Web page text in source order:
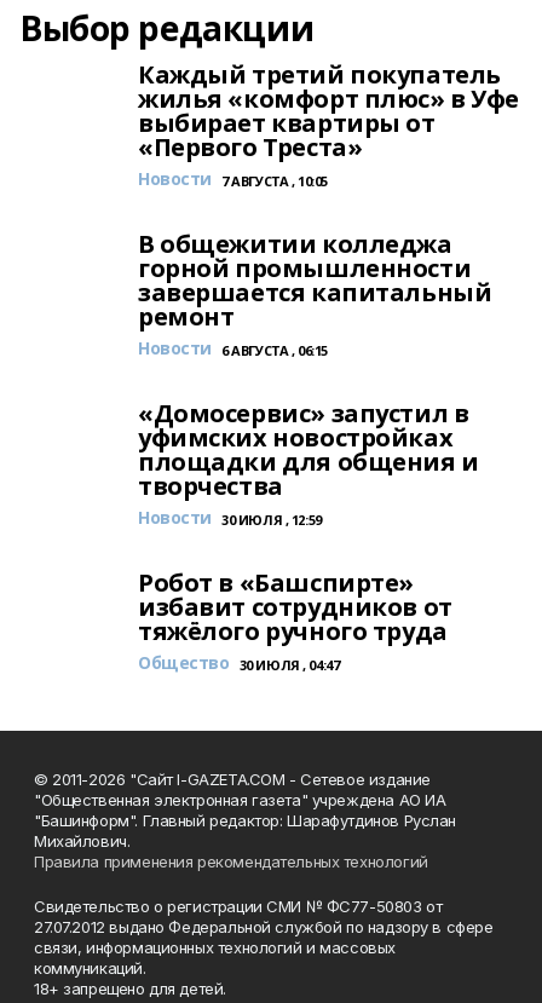
Выбор редакции
Каждый третий покупатель
жилья «комфорт плюс» в Уфе
выбирает квартиры от
«Первого Треста»
Новости 7 АВГУСТА , 10:05
В общежитии колледжа
горной промышленности
завершается капитальный
ремонт
Новости 6 АВГУСТА , 06:15
«Домосервис» запустил в
уфимских новостройках
площадки для общения и
творчества
Новости 30 ИЮЛЯ , 12:59
Робот в «Башспирте»
избавит сотрудников от
тяжёлого ручного труда
Общество 30 ИЮЛЯ , 04:47
© 2011-2026 "Сайт I-GAZETA.COM - Сетевое издание
"Общественная электронная газета" учреждена АО ИА
"Башинформ". Главный редактор: Шарафутдинов Руслан
Михайлович.
Правила применения рекомендательных технологий
Свидетельство о регистрации СМИ № ФС77-50803 от
27.07.2012 выдано Федеральной службой по надзору в сфере
связи, информационных технологий и массовых
коммуникаций.
18+ запрещено для детей.